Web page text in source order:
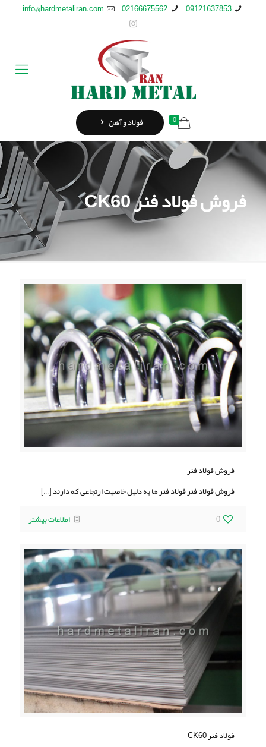
09121637853
02166675562
info@hardmetaliran.com
0 فولاد و آهن
فروش فولاد فنر CK60
فروش فولاد فنر
فروش فولاد فنر فولاد فنر ها به دلیل خاصیت ارتجاعی که دارند[…]
0
اطلاعات بیشتر
فولاد فنر CK60